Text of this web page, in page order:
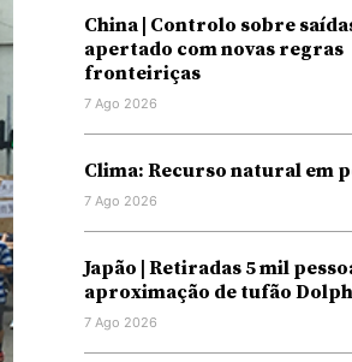
China | Controlo sobre
apertado com novas regras
fronteiriças
7 Ago 2026
Clima: Recurso natural em
7 Ago 2026
Japão | Retiradas 5 mil
aproximação de tufão
7 Ago 2026